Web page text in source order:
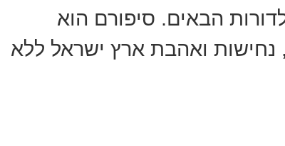
הבאים. סיפורם הוא
נחישות ואהבת ארץ ישראל ללא